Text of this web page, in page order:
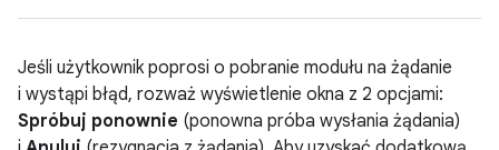
Jeśli użytkownik poprosi o pobranie modułu na żądanie
i wystąpi błąd, rozważ wyświetlenie okna z 2 opcjami:
Spróbuj ponownie (ponowna próba wysłania żądania)